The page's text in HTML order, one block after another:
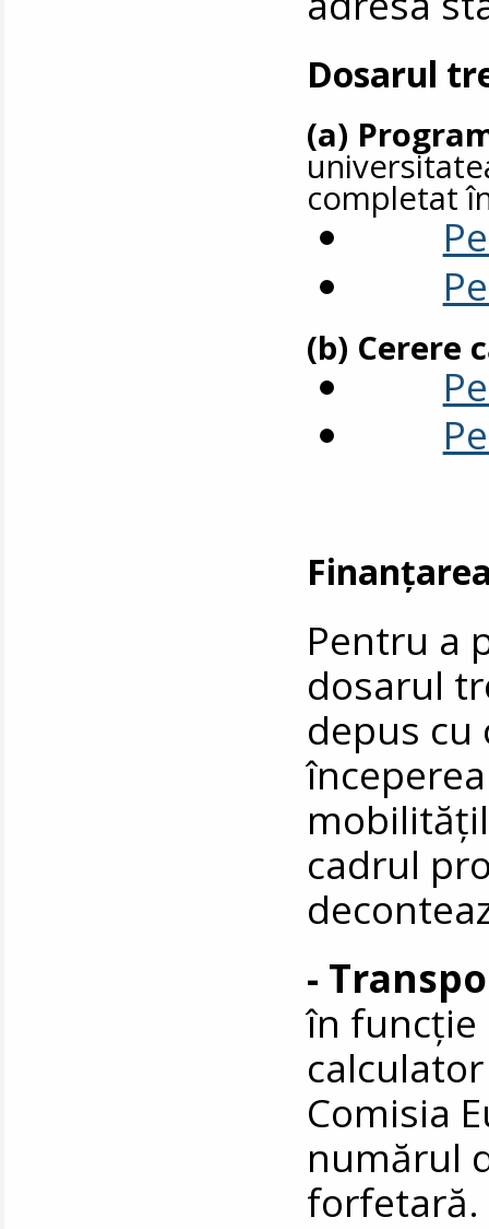
Dosarul
(a)
completat
(b) Cerere
Pentru a
dosarul
depus cu
cadrul
-
în funcție
Comisia
numărul
forfetară.